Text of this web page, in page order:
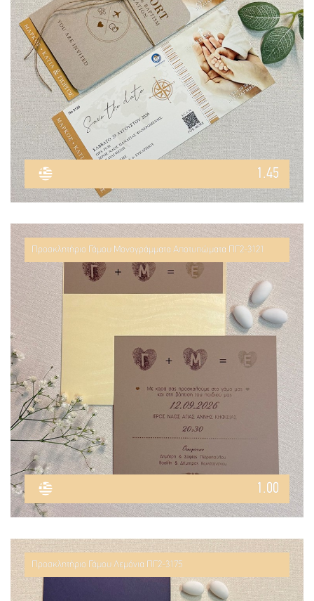
1.45
Προσκλητήριο Γάμου Μονογράμματα Αποτυπώματα ΠΓ2-3121
1.00
Προσκλητήριο Γάμου Λεμόνια ΠΓ2-3175